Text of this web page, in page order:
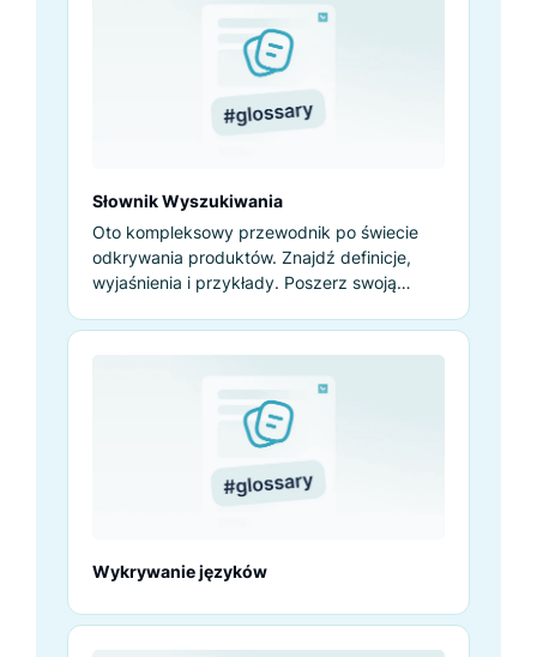
Słownik Wyszukiwania
Oto kompleksowy przewodnik po świecie
odkrywania produktów. Znajdź definicje,
wyjaśnienia i przykłady. Poszerz swoją
Wykrywanie języków